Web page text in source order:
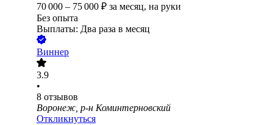
70 000 – 75 000 ₽ за месяц, на руки
Без опыта
Выплаты: Два раза в месяц
Виннер
3.9
•
8 отзывов
Воронеж, р-н Коминтерновский
Откликнуться